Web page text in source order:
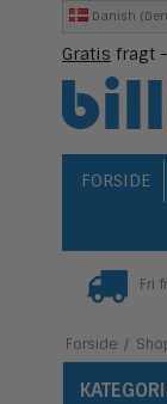
Danish
Gratis fragt
FORSIDE
Fri
Forside /